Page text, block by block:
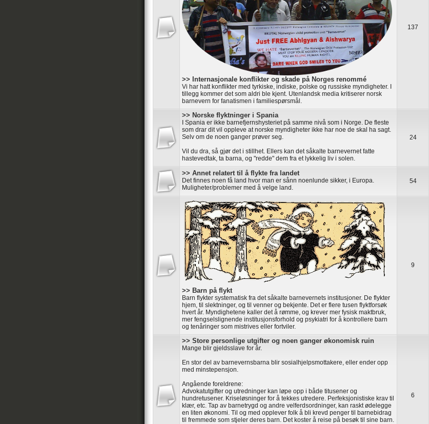
>> Internasjonale konflikter og skade på Norges renommé
Vi har hatt konflikter med tyrkiske, indiske, polske og russiske myndigheter. I
tillegg kommer det som aldri ble kjent. Utenlandsk media kritiserer norsk
barnevern for fanatismen i familiespørsmål.
137
>> Norske flyktninger i Spania
I Spania er ikke barnefjernshysteriet på samme nivå som i Norge. De fleste
som drar dit vil oppleve at norske myndigheter ikke har noe de skal ha sagt.
Selv om de noen ganger prøver seg.
Vil du dra, så gjør det i stillhet. Ellers kan det såkalte barnevernet fatte
hastevedtak, ta barna, og "redde" dem fra et lykkelig liv i solen.
24
>> Annet relatert til å flykte fra landet
Det finnes noen få land hvor man er sånn noenlunde sikker, i Europa.
Muligheter/problemer med å velge land.
54
>> Barn på flykt
Barn flykter systematisk fra det såkalte barnevernets institusjoner. De flykter
hjem, til slektninger, og til venner og bekjente. Det er flere tusen flyktforsøk
hvert år. Myndighetene kaller det å rømme, og krever mer fysisk maktbruk,
mer fengselslignende institusjonsforhold og psykiatri for å kontrollere barn
og tenåringer som mistrives eller fortviler.
9
>> Store personlige utgifter og noen ganger økonomisk ruin
Mange blir gjeldsslave for år.
En stor del av barnevernsbarna blir sosialhjelpsmottakere, eller ender opp
med minstepensjon.
Angående foreldrene:
Advokatutgifter og utredninger kan løpe opp i både titusener og
hundretusener. Kriseløsninger for å tekkes utredere. Perfeksjonistiske krav til
klær, etc. Tap av barnetrygd og andre velferdsordninger, kan raskt ødelegge
en liten økonomi. Til og med opplever folk å bli krevd penger til barnebidrag
til fremmede som stjeler deres barn. Det koster å reise på besøk til sine barn.
6